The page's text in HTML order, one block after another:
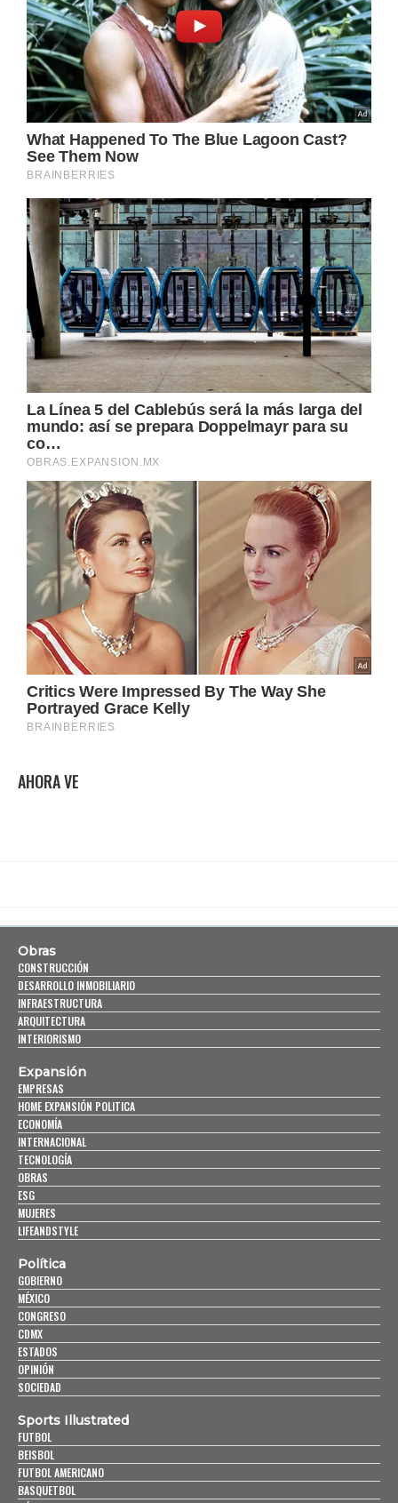
AHORA VE
Obras
CONSTRUCCIÓN
DESARROLLO INMOBILIARIO
INFRAESTRUCTURA
ARQUITECTURA
INTERIORISMO
Expansión
EMPRESAS
HOME EXPANSIÓN POLITICA
ECONOMÍA
INTERNACIONAL
TECNOLOGÍA
OBRAS
ESG
MUJERES
LIFEANDSTYLE
Política
GOBIERNO
MÉXICO
CONGRESO
CDMX
ESTADOS
OPINIÓN
SOCIEDAD
Sports Illustrated
FUTBOL
BEISBOL
FUTBOL AMERICANO
BASQUETBOL